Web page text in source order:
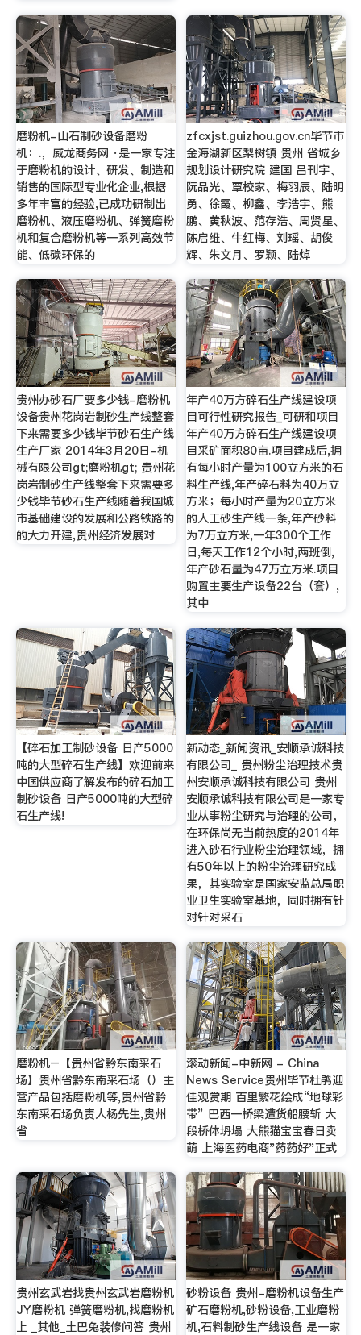
磨粉机-山石制砂设备磨粉
机：.，威龙商务网 ·是一家专注
于磨粉机的设计、研发、制造和
销售的国际型专业化企业,根据
多年丰富的经验,已成功研制出
磨粉机、液压磨粉机、弹簧磨粉
机和复合磨粉机等一系列高效节
能、低碳环保的
zfcxjst.guizhou.gov.cn毕节市
金海湖新区梨树镇 贵州 省城乡
规划设计研究院 建国 吕刊宇、
阮品光、覃校家、梅羽辰、陆明
勇、徐霞、柳鑫、李浩宇、熊
鹏、黄秋波、范存浩、周贤星、
陈启维、牛红梅、刘瑶、胡俊
辉、朱文月、罗颖、陆焯
贵州办砂石厂要多少钱-磨粉机
设备贵州花岗岩制砂生产线整套
下来需要多少钱毕节砂石生产线
生产厂家 2014年3月20日-机
械有限公司gt;磨粉机gt; 贵州花
岗岩制砂生产线整套下来需要多
少钱毕节砂石生产线随着我国城
市基础建设的发展和公路铁路的
的大力开建,贵州经济发展对
年产40万方碎石生产线建设项
目可行性研究报告_可研和项目
年产40万方碎石生产线建设项
目采矿面积80亩.项目建成后,拥
有每小时产量为100立方米的石
料生产线,年产碎石料为40万立
方米；每小时产量为20立方米
的人工砂生产线一条,年产砂料
为7万立方米,一年300个工作
日,每天工作12个小时,两班倒,
年产砂石量为47万立方米.项目
购置主要生产设备22台（套）,
其中
【碎石加工制砂设备 日产5000
吨的大型碎石生产线】欢迎前来
中国供应商了解发布的碎石加工
制砂设备 日产5000吨的大型碎
石生产线!
新动态_新闻资讯_安顺承诚科技
有限公司_ 贵州粉尘治理技术贵
州安顺承诚科技有限公司 贵州
安顺承诚科技有限公司是一家专
业从事粉尘研究与治理的公司，
在环保尚无当前热度的2014年
进入砂石行业粉尘治理领域，拥
有50年以上的粉尘治理研究成
果，其实验室是国家安监总局职
业卫生实验室基地，同时拥有针
对针对采石
磨粉机–【贵州省黔东南采石
场】贵州省黔东南采石场（）主
营产品包括磨粉机等,贵州省黔
东南采石场负责人杨先生,贵州
省
滚动新闻-中新网 - China
News Service贵州毕节杜鹃迎
佳观赏期 百里繁花绘成“地球彩
带” 巴西一桥梁遭货船腰斩 大
段桥体坍塌 大熊猫宝宝春日卖
萌 上海医药电商"药药好"正式
贵州玄武岩找贵州玄武岩磨粉机
JY磨粉机 弹簧磨粉机,找磨粉机
上 _其他_土巴兔装修问答 贵州
砂粉设备 贵州-磨粉机设备生产
矿石磨粉机,砂粉设备,工业磨粉
机,石料制砂生产线设备 是一家